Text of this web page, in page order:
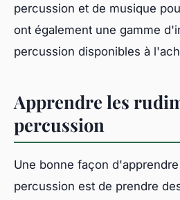
percussion et de musique
ont également une gamme
percussion disponibles à
Apprendre les
percussion
Une bonne façon
percussion est de prendre